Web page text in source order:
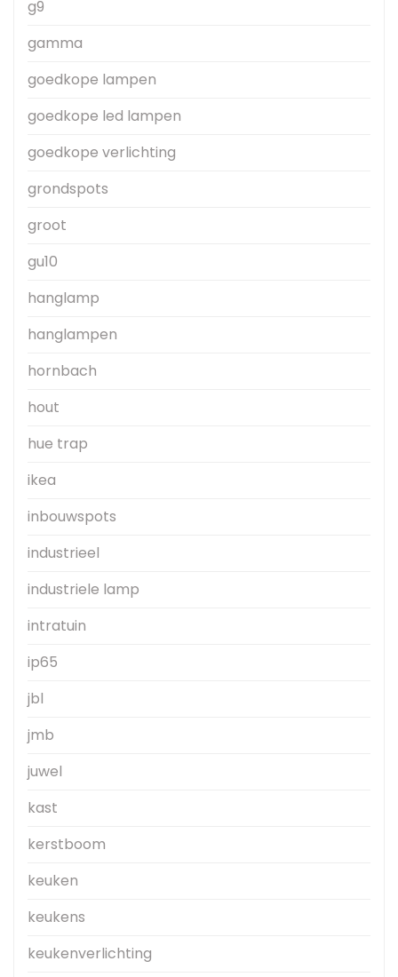
g9
gamma
goedkope lampen
goedkope led lampen
goedkope verlichting
grondspots
groot
gu10
hanglamp
hanglampen
hornbach
hout
hue trap
ikea
inbouwspots
industrieel
industriele lamp
intratuin
ip65
jbl
jmb
juwel
kast
kerstboom
keuken
keukens
keukenverlichting